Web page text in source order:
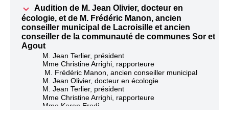
Audition de M. Jean Olivier, docteur en
écologie, et de M. Frédéric Manon, ancien
conseiller municipal de Lacroisille et ancien
conseiller de la communauté de communes Sor et
Agout
M. Jean Terlier, président
Mme Christine Arrighi, rapporteure
M. Frédéric Manon, ancien conseiller municipal
M. Jean Olivier, docteur en écologie
M. Jean Terlier, président
Mme Christine Arrighi, rapporteure
Mme Karen Erodi